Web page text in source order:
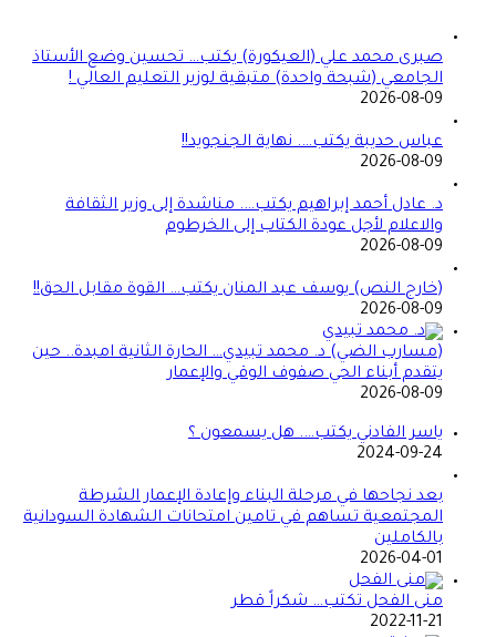
صبرى محمد علي (العيكورة) يكتب… تحسين وضع الأستاذ
الجامعي (شبحة واحدة) متبقية لوزير التعليم العالي !
2026-08-09
عباس حديبة يكتب…. نهاية الجنجويد!!
2026-08-09
د. عادل أحمد إبراهيم يكتب…. مناشدة إلى وزير الثقافة
والاعلام لأجل عودة الكتاب إلى الخرطوم
2026-08-09
(خارج النص) يوسف عبد المنان يكتب… القوة مقابل الحق!!
2026-08-09
(مسارب الضي) د. محمد تبيدي… الحارة الثانية امبدة.. حين
يتقدم أبناء الحي صفوف الوقي والإعمار
2026-08-09
ياسر الفادني يكتب…. هل يسمعون ؟
2024-09-24
بعد نجاحها في مرحلة البناء وإعادة الإعمار الشرطة
المجتمعية تساهم في تامين امتحانات الشهادة السودانية
بالكاملين
2026-04-01
منى الفحل تكتب… شكراً قطر
2022-11-21